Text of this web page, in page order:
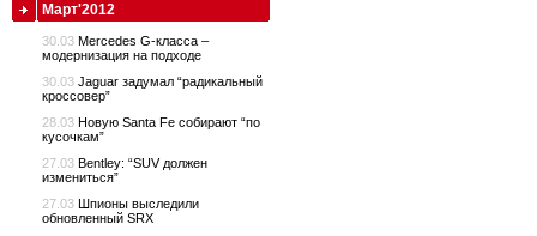
Март'2012
30.03 Mercedes G-класса –
модернизация на подходе
30.03 Jaguar задумал “радикальный
кроссовер”
28.03 Новую Santa Fe собирают “по
кусочкам”
27.03 Bentley: “SUV должен
измениться”
27.03 Шпионы выследили
обновленный SRX